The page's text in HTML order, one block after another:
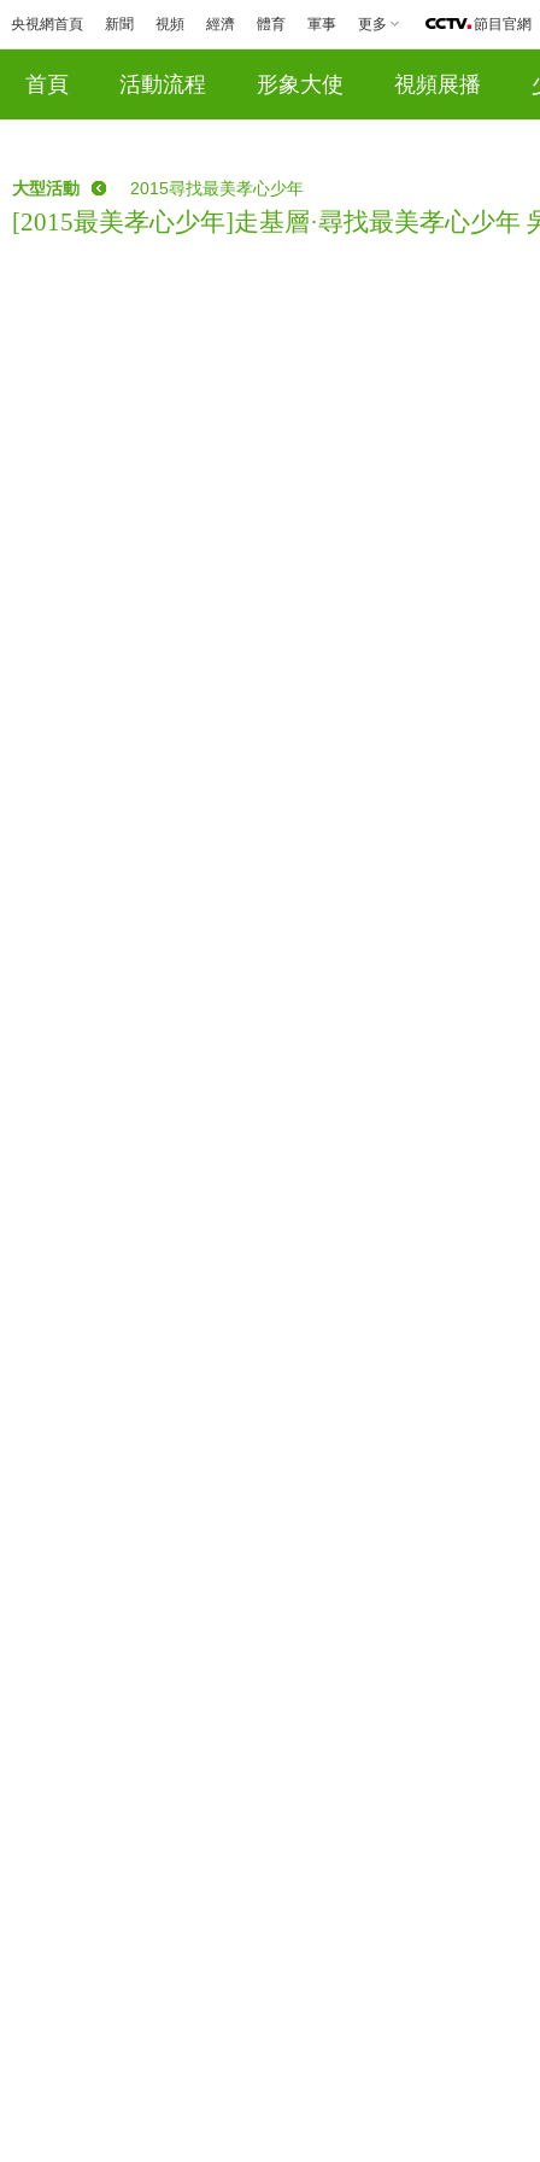
央視網首頁 新聞 視頻 經濟 體育 軍事 更多 節目官網
首頁 活動流程 形象大使 視頻展播
大型活動 2015尋找最美孝心少年
[2015最美孝心少年]走基層·尋找最美孝心少年